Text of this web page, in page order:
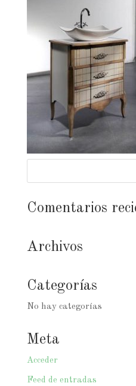
Comentarios
Archivos
Categorías
No hay categorías
Meta
Acceder
Feed de entradas